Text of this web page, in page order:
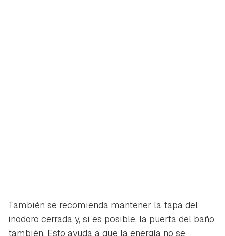
También se recomienda mantener la tapa del
inodoro cerrada y, si es posible, la puerta del baño
también. Esto ayuda a que la energía no se